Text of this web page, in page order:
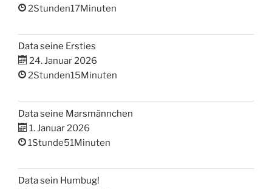
2Stunden17Minuten
Data seine Ersties
24. Januar 2026
2Stunden15Minuten
Data seine Marsmännchen
1. Januar 2026
1Stunde51Minuten
Data sein Humbug!